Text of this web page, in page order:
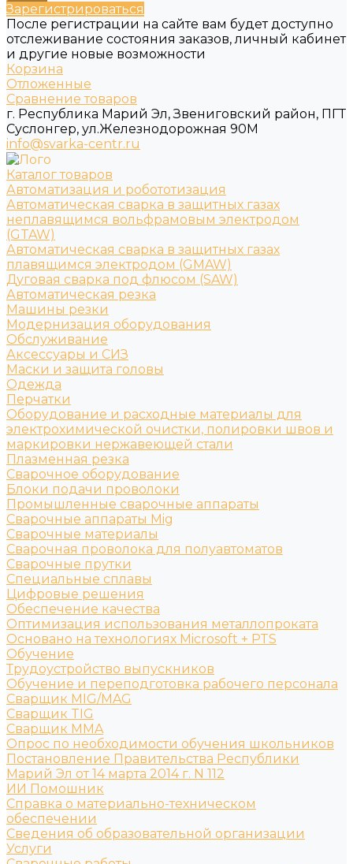
Зарегистрироваться
После регистрации на сайте вам будет доступно
отслеживание состояния заказов, личный кабинет
и другие новые возможности
Корзина
Отложенные
Сравнение товаров
г. Республика Марий Эл, Звениговский район, ПГТ
Суслонгер, ул.Железнодорожная 90М
info@svarka-centr.ru
Каталог товаров
Автоматизация и робототизация
Автоматическая сварка в защитных газах
неплавящимся вольфрамовым электродом
(GTAW)
Автоматическая сварка в защитных газах
плавящимся электродом (GMAW)
Дуговая сварка под флюсом (SAW)
Автоматическая резка
Машины резки
Модернизация оборудования
Обслуживание
Аксессуары и СИЗ
Маски и защита головы
Одежда
Перчатки
Оборудование и расходные материалы для
электрохимической очистки, полировки швов и
маркировки нержавеющей стали
Плазменная резка
Сварочное оборудование
Блоки подачи проволоки
Промышленные сварочные аппараты
Сварочные аппараты Mig
Сварочные материалы
Сварочная проволока для полуавтоматов
Сварочные прутки
Специальные сплавы
Цифровые решения
Обеспечение качества
Оптимизация использования металлопроката
Основано на технологиях Microsoft + PTS
Обучение
Трудоустройство выпускников
Обучение и переподготовка рабочего персонала
Сварщик MIG/MAG
Сварщик TIG
Сварщик MMA
Опрос по необходимости обучения школьников
Постановление Правительства Республики
Марий Эл от 14 марта 2014 г. N 112
ИИ Помошник
Справка о материально-техническом
обеспечении
Сведения об образовательной организации
Услуги